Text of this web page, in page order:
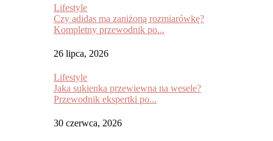
Lifestyle
Czy adidas ma zaniżoną rozmiarówkę?
Kompletny przewodnik po...
26 lipca, 2026
Lifestyle
Jaka sukienka przewiewna na wesele?
Przewodnik ekspertki po...
30 czerwca, 2026